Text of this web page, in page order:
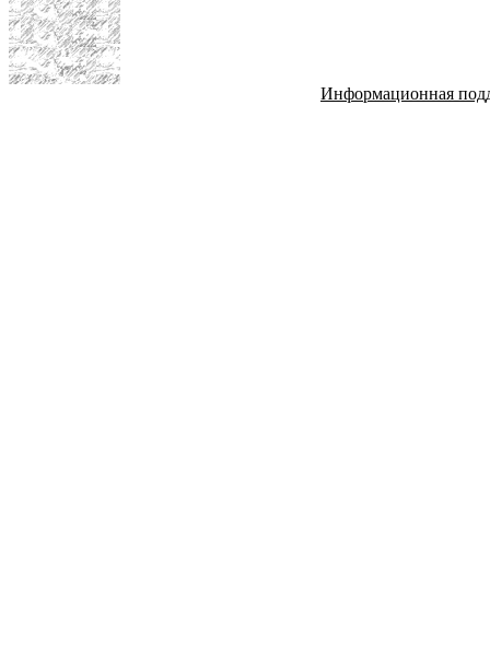
Информационная